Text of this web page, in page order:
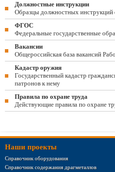
Должностные инструкции
Образцы должностных инструкций
ФГОС
Федеральные государственные
Вакансии
Общероссийская база вакансий
Кадастр оружия
Государственный кадастр
патронов к нему
Правила по охране труда
Действующие правила по охране
Наши проекты
Справочник оборудования
Справочник содержания драгметаллов